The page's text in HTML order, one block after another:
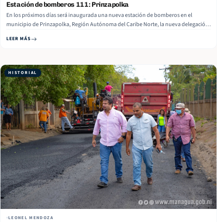
Estación de bomberos 111: Prinzapolka
En los próximos días será inaugurada una nueva estación de bomberos en el
municipio de Prinzapolka, Región Autónoma del Caribe Norte, la nueva delegación
una capacidad de 3 mil galones de agua sobre ruedas las 24… Read More
LEER MÁS
HISTORIAL
LEONEL MENDOZA